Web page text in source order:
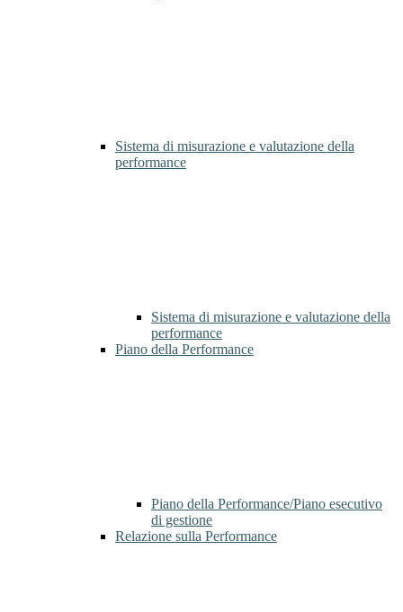
Sistema di misurazione e valutazione della
performance
Sistema di misurazione e valutazione della
performance
Piano della Performance
Piano della Performance/Piano esecutivo
di gestione
Relazione sulla Performance